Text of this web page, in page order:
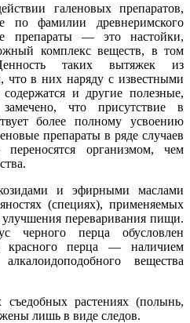
галеновых препаратов,
по фамилии древнеримского
препараты — это настойки,
комплекс веществ, в том
таких вытяжек из
что в них наряду с известными
и другие полезные,
что присутствие в
более полному усвоению
препараты в ряде случаев
организмом, чем
и эфирными маслами
(специях), применяемых
улучшения переваривания пищи.
черного перца обусловлен
красного перца — наличием
вещества
растениях (полынь,
лишь в виде следов.